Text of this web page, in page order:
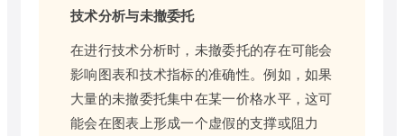
技术分析与未撤委托
在进行技术分析时，未撤委托的存在可能会
影响图表和技术指标的准确性。例如，如果
大量的未撤委托集中在某一价格水平，这可
能会在图表上形成一个虚假的支撑或阻力